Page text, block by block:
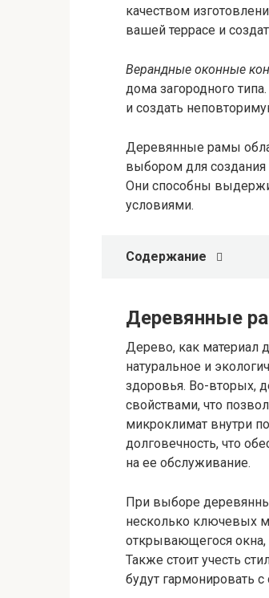
качеством
вашей террасе и
Верандные оконные
дома загородного
и создать
Деревянные рамы
выбором для
Они способны
условиями.
Содержание
Деревянные
Дерево, как материал
натуральное и
здоровья. Во-вторых,
свойствами, что
микроклимат внутри
долговечность, что
на ее обслуживание.
При выборе
несколько ключевых
открывающегося окна,
Также стоит учесть
будут гармонировать